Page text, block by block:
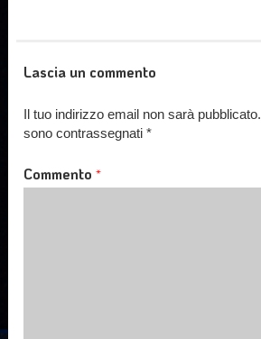
Lascia un commento
Il tuo indirizzo email non sarà pubblicato.
sono contrassegnati*
Commento*